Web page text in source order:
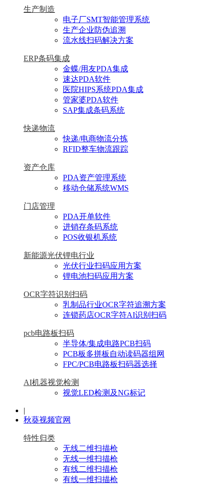
生产制造
电子厂SMT智能管理系统
生产企业防伪追溯
流水线扫码解决方案
ERP条码集成
金蝶/用友PDA集成
速达PDA软件
医院HIPS系统PDA集成
管家婆PDA软件
SAP集成条码系统
快递物流
快递/电商物流分拣
RFID整车物流跟踪
资产仓库
PDA资产管理系统
移动仓储系统WMS
门店管理
PDA开单软件
进销存条码系统
POS收银机系统
新能源光伏锂电行业
光伏行业扫码应用方案
锂电池扫码应用方案
OCR字符识别扫码
乳制品行业OCR字符追溯方案
连锁药店OCR字符AI识别扫码
pcb电路板扫码
半导体/集成电路PCB扫码
PCB板多拼板自动读码器组网
FPC/PCB电路板扫码器选择
AI机器视觉检测
视觉LED检测及NG标记
|
秋葵视频官网
特性归类
无线二维扫描枪
无线一维扫描枪
有线二维扫描枪
有线一维扫描枪